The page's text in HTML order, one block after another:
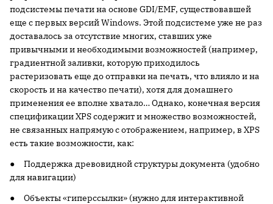
подсистемы печати на основе GDI/EMF, существовавшей
еще с первых версий Windows. Этой подсистеме уже не раз
доставалось за отсутствие многих, ставших уже
привычными и необходимыми возможностей (например,
градиентной заливки, которую приходилось
растеризовать еще до отправки на печать, что влияло и на
скорость и на качество печати), хотя для домашнего
применения ее вполне хватало… Однако, конечная версия
спецификации XPS содержит и множество возможностей,
не связанных напрямую с отображением, например, в XPS
есть такие возможности, как:
● Поддержка древовидной структуры документа (удобно
для навигации)
● Объекты «гиперссылки» (нужно для интерактивной